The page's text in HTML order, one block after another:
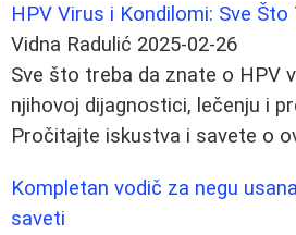
HPV Virus i Kondilomi: Sve
Vidna Radulić 2025-02-26
Sve što treba da znate o HPV
njihovoj dijagnostici, lečenju i
Pročitajte iskustva i savete o
Kompletan vodič za negu
saveti